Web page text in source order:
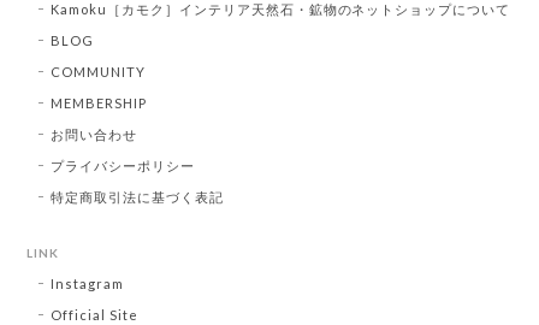
Kamoku［カモク］インテリア天然石・鉱物のネットショップについて
BLOG
COMMUNITY
MEMBERSHIP
お問い合わせ
プライバシーポリシー
特定商取引法に基づく表記
LINK
Instagram
Official Site